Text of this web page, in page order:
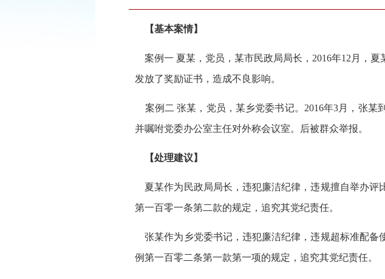
【基本案情】
案例一 夏某，党员，某市民政局局长，2016年12月，
发放了奖励证书，造成不良影响。
案例二 张某，党员，某乡党委书记。2016年3月，张某
并嘱咐党委办公室主任对外称会议室。后被群众举报。
【处理建议】
夏某作为民政局局长，违犯廉洁纪律，违规擅自举办评
第一百零一条第二款的规定，追究其党纪责任。
张某作为乡党委书记，违犯廉洁纪律，违规超标准配备
例第一百零二条第一款第一项的规定，追究其党纪责任。